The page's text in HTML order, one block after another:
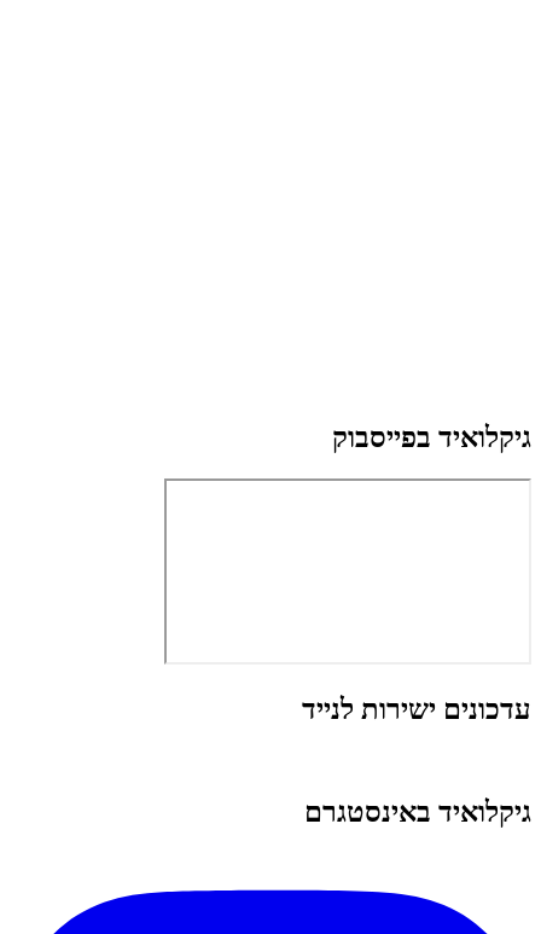
גיקלואיד בפייסבוק
עדכונים ישירות לנייד
גיקלואיד באינסטגרם